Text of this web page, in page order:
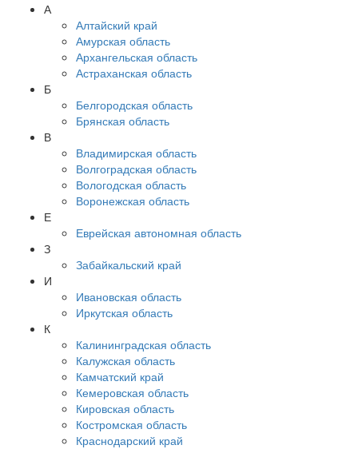
А
Алтайский край
Амурская область
Архангельская область
Астраханская область
Б
Белгородская область
Брянская область
В
Владимирская область
Волгоградская область
Вологодская область
Воронежская область
Е
Еврейская автономная область
З
Забайкальский край
И
Ивановская область
Иркутская область
К
Калининградская область
Калужская область
Камчатский край
Кемеровская область
Кировская область
Костромская область
Краснодарский край